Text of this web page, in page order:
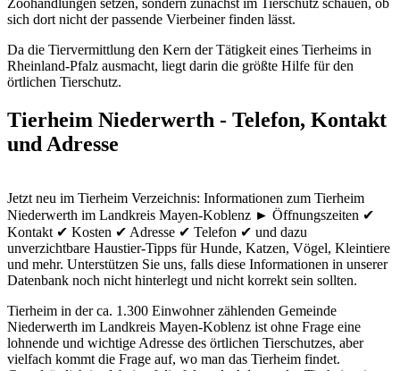
sich dort nicht der passende Vierbeiner finden lässt.
Da die Tiervermittlung den Kern der Tätigkeit eines Tierheims in
Rheinland-Pfalz ausmacht, liegt darin die größte Hilfe für den
örtlichen Tierschutz.
Tierheim Niederwerth - Telefon, Kontakt
und Adresse
Jetzt neu im Tierheim Verzeichnis: Informationen zum Tierheim
Niederwerth im Landkreis Mayen-Koblenz ► Öffnungszeiten ✔
Kontakt ✔ Kosten ✔ Adresse ✔ Telefon ✔ und dazu
unverzichtbare Haustier-Tipps für Hunde, Katzen, Vögel, Kleintiere
und mehr. Unterstützen Sie uns, falls diese Informationen in unserer
Datenbank noch nicht hinterlegt und nicht korrekt sein sollten.
Tierheim in der ca. 1.300 Einwohner zählenden Gemeinde
Niederwerth im Landkreis Mayen-Koblenz ist ohne Frage eine
lohnende und wichtige Adresse des örtlichen Tierschutzes, aber
vielfach kommt die Frage auf, wo man das Tierheim findet.